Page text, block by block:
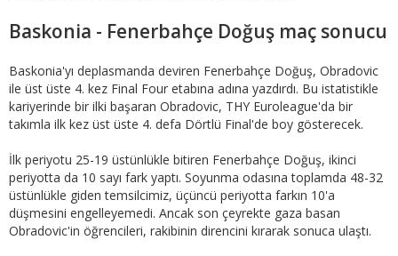
Baskonia - Fenerbahçe Doğuş maç sonucu
Baskonia'yı deplasmanda deviren Fenerbahçe Doğuş, Obradovic
ile üst üste 4. kez Final Four etabına adına yazdırdı. Bu istatistikle
kariyerinde bir ilki başaran Obradovic, THY Euroleague'da bir
takımla ilk kez üst üste 4. defa Dörtlü Final'de boy gösterecek.
İlk periyotu 25-19 üstünlükle bitiren Fenerbahçe Doğuş, ikinci
periyotta da 10 sayı fark yaptı. Soyunma odasına toplamda 48-32
üstünlükle giden temsilcimiz, üçüncü periyotta farkın 10'a
düşmesini engelleyemedi. Ancak son çeyrekte gaza basan
Obradovic'in öğrencileri, rakibinin direncini kırarak sonuca ulaştı.